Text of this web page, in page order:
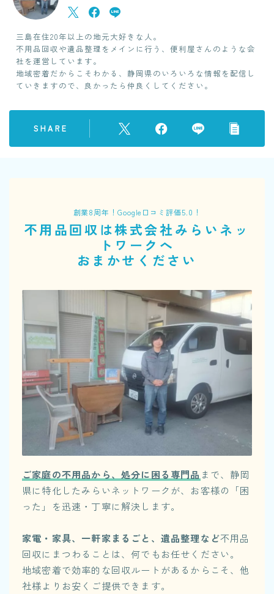
三島在住20年以上の地元大好きな人。
不用品回収や遺品整理をメインに行う、便利屋さんのような会
社を運営しています。
地域密着だからこそわかる、静岡県のいろいろな情報を配信し
ていきますので、良かったら仲良くしてください。
SHARE
創業8周年！Google口コミ評価5.0！
不用品回収は株式会社みらいネッ
トワークへ
おまかせください
ご家庭の不用品から、処分に困る専門品 まで、静岡
県に特化したみらいネットワークが、お客様の「困
った」を迅速・丁寧に解決します。
家電・家具、一軒家まるごと、遺品整理など不用品
回収にまつわることは、何でもお任せください。
地域密着で効率的な回収ルートがあるからこそ、他
社様よりお安くご提供できます。